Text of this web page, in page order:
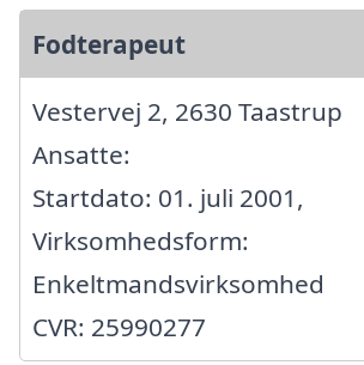
Fodterapeut
Vestervej 2, 2630 Taastrup
Ansatte:
Startdato: 01. juli 2001,
Virksomhedsform:
Enkeltmandsvirksomhed
CVR: 25990277